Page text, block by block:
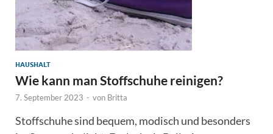
HAUSHALT
Wie kann man Stoffschuhe reinigen?
7. September 2023 - von Britta
Stoffschuhe sind bequem, modisch und besonders